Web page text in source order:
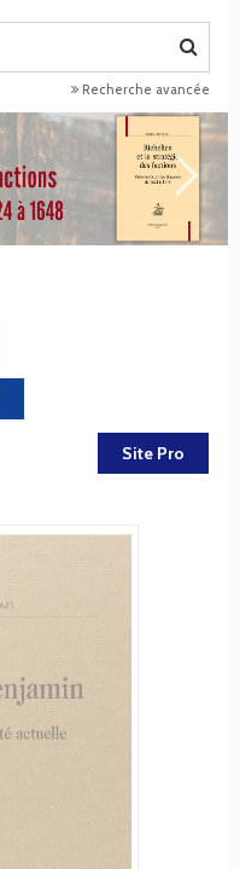
Recherche avancée
Site Pro